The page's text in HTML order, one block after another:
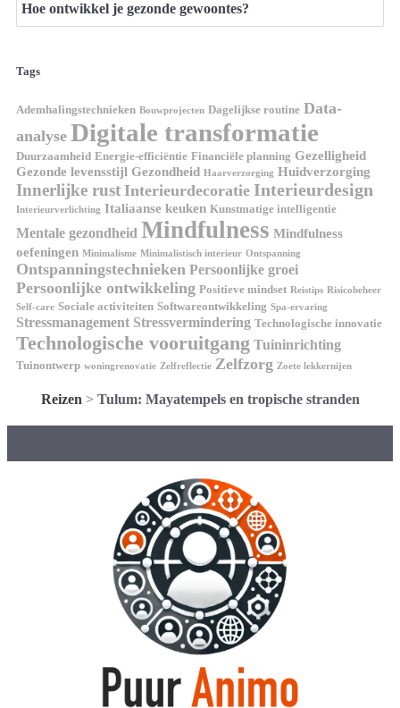
Hoe ontwikkel je gezonde gewoontes?
Tags
Ademhalingstechnieken Bouwprojecten Dagelijkse routine Data-
analyse Digitale transformatie
Duurzaamheid Energie-efficiëntie Financiële planning Gezelligheid
Gezonde levensstijl Gezondheid Haarverzorging Huidverzorging
Innerlijke rust Interieurdecoratie Interieurdesign
Interieurverlichting Italiaanse keuken Kunstmatige intelligentie
Mentale gezondheid Mindfulness Mindfulness
oefeningen Minimalisme Minimalistisch interieur Ontspanning
Ontspanningstechnieken Persoonlijke groei
Persoonlijke ontwikkeling Positieve mindset Reistips Risicobeheer
Self-care Sociale activiteiten Softwareontwikkeling Spa-ervaring
Stressmanagement Stressvermindering Technologische innovatie
Technologische vooruitgang Tuininrichting
Tuinontwerp woningrenovatie Zelfreflectie Zelfzorg Zoete lekkernijen
Reizen > Tulum: Mayatempels en tropische stranden